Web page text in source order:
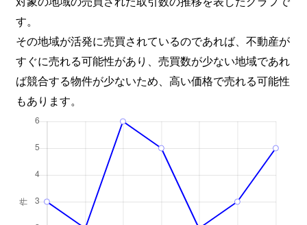
す。
その地域が活発に売買されているのであれば、不動産が
すぐに売れる可能性があり、売買数が少ない地域であれ
ば競合する物件が少ないため、高い価格で売れる可能性
もあります。